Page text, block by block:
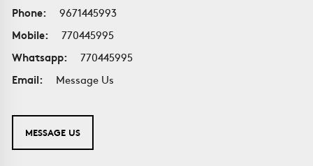
Phone:
9671445993
Mobile:
770445995
Whatsapp:
770445995
Email:
Message Us
MESSAGE US